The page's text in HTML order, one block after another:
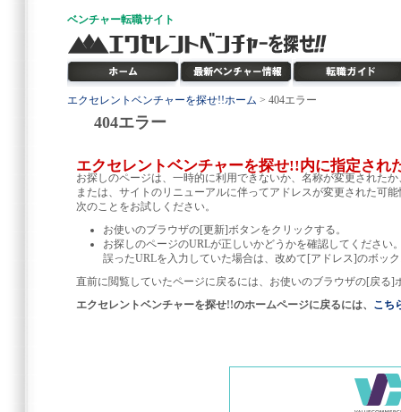
ベンチャー転職サイト
エクセレントベンチャーを探せ!!ホーム > 404エラー
404エラー
エクセレントベンチャーを探せ!!内に指定され
お探しのページは、一時的に利用できないか、名称が変更された
または、サイトのリニューアルに伴ってアドレスが変更された可
次のことをお試しください。
お使いのブラウザの[更新]ボタンをクリックする。
お探しのページのURLが正しいかどうかを確認してください
誤ったURLを入力していた場合は、改めて[アドレス]のボッ
直前に閲覧していたページに戻るには、お使いのブラウザの[戻る]
エクセレントベンチャーを探せ!!のホームページに戻るには、 こち